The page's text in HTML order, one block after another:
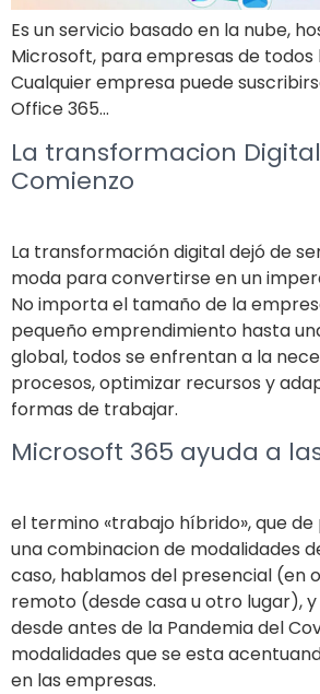
Es un servicio basado en la nube,
Microsoft, para empresas de todos
Cualquier empresa puede
Office 365…
La transformacion
Comienzo
La transformación digital dejó de
moda para convertirse en un
No importa el tamaño de la
pequeño emprendimiento hasta
global, todos se enfrentan a la
procesos, optimizar recursos y
formas de trabajar.
Microsoft 365 ayuda a
el termino «trabajo híbrido», que de
una combinacion de modalidades
caso, hablamos del presencial (en
remoto (desde casa u otro lugar),
desde antes de la Pandemia del
modalidades que se esta
en las empresas.